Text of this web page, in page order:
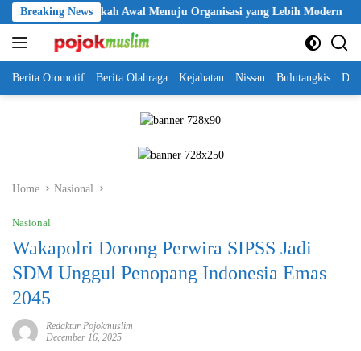
Skip
to
content
Breaking News
Langkah Awal Menuju Organisasi yang Lebih Modern
Berita Otomotif Berita Olahraga Kejahatan Nissan Bulutangkis
Home Nasional
Nasional
Wakapolri Dorong Perwira SIPSS Jadi
SDM Unggul Penopang Indonesia Emas
2045
Redaktur Pojokmuslim
December 16, 2025